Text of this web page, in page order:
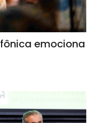
emociona